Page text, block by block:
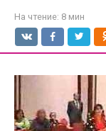
На чтение: 8 мин